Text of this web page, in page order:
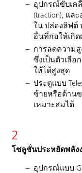
อุปกรณ์ขับเค
(traction), แ
ใน ปล่องลิฟต์
อื่นที่ก่อให้เกิ
การลดความสู
ซึ่งเป็นตัวเลือ
ให้ได้สูงสุด
ประตูแบบ
ซ้ายหรือด้าน
เหมาะสมได้
2
โซลูชั่นประหยัดพลัง
อุปกรณ์แบบ